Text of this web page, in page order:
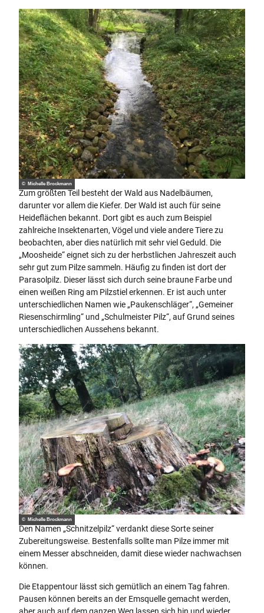
© Michelle Brockmann
Zum größten Teil besteht der Wald aus Nadelbäumen,
darunter vor allem die Kiefer. Der Wald ist auch für seine
Heideflächen bekannt. Dort gibt es auch zum Beispiel
zahlreiche Insektenarten, Vögel und viele andere Tiere zu
beobachten, aber dies natürlich mit sehr viel Geduld. Die
„Moosheide“ eignet sich zu der herbstlichen Jahreszeit auch
sehr gut zum Pilze sammeln. Häufig zu finden ist dort der
Parasolpilz. Dieser lässt sich durch seine braune Farbe und
einen weißen Ring am Pilzstiel erkennen. Er ist auch unter
unterschiedlichen Namen wie „Paukenschläger“, „Gemeiner
Riesenschirmling“ und „Schulmeister Pilz“, auf Grund seines
unterschiedlichen Aussehens bekannt.
© Michelle Brockmann
Den Namen „Schnitzelpilz“ verdankt diese Sorte seiner
Zubereitungsweise. Bestenfalls sollte man Pilze immer mit
einem Messer abschneiden, damit diese wieder nachwachsen
können.
Die Etappentour lässt sich gemütlich an einem Tag fahren.
Pausen können bereits an der Emsquelle gemacht werden,
aber auch auf dem ganzen Weg lassen sich hin und wieder